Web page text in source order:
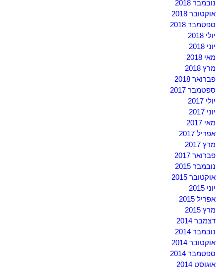
נובמבר 2018
אוקטובר 2018
ספטמבר 2018
יולי 2018
יוני 2018
מאי 2018
מרץ 2018
פברואר 2018
ספטמבר 2017
יולי 2017
יוני 2017
מאי 2017
אפריל 2017
מרץ 2017
פברואר 2017
נובמבר 2015
אוקטובר 2015
יוני 2015
אפריל 2015
מרץ 2015
דצמבר 2014
נובמבר 2014
אוקטובר 2014
ספטמבר 2014
אוגוסט 2014